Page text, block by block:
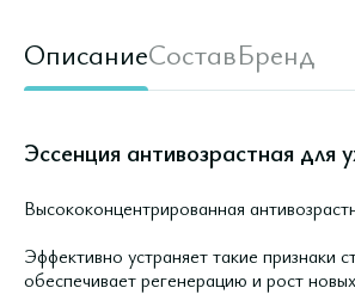
ОписаниеСоставБренд
Эссенция антивозрастная
Высококонцентрированная
Эффективно устраняет такие признаки
обеспечивает регенерацию и рост